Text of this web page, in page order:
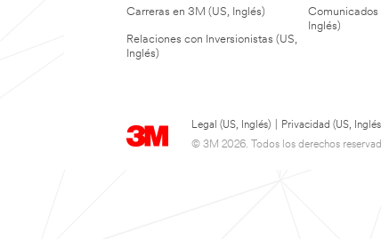
Carreras en 3M (US, Inglés)
Relaciones con Inversionistas (US,
Inglés)
Comunicados
Inglés)
Legal (US, Inglés) Privacidad (US,
© 3M 2026. Todos los derechos